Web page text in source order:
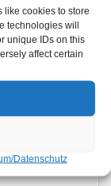
like cookies to store
technologies will
unique IDs on this
affect certain
Datenschutz